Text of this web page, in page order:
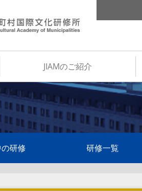
JIAMのご紹介
研修 研修一覧